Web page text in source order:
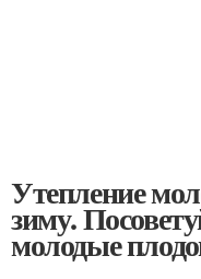
Утепление
зиму.
молодые